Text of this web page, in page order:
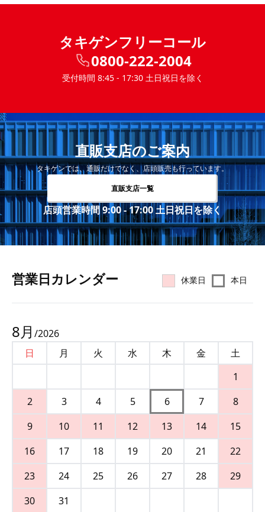
タキゲンフリーコール
0800-222-2004
受付時間 8:45 - 17:30 土日祝日を除く
直販支店のご案内
タキゲンでは、通販だけでなく、店頭販売も行っています。
直販支店一覧
店頭営業時間 9:00 - 17:00 土日祝日を除く
営業⽇カレンダー 休業日 本日
8月 /2026
日
月 火 水 木 金
土
1
2
3 4 5 6 7
8
9
10 11 12 13 14
15
16
17 18 19 20 21
22
23
24 25 26 27 28
29
30
31